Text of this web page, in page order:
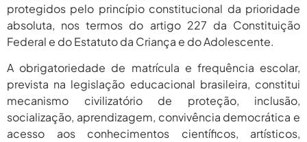
protegidos pelo princípio constitucional da prioridade
absoluta, nos termos do artigo 227 da Constituição
Federal e do Estatuto da Criança e do Adolescente.
A obrigatoriedade de matrícula e frequência escolar,
prevista na legislação educacional brasileira, constitui
mecanismo civilizatório de proteção, inclusão,
socialização, aprendizagem, convivência democrática e
acesso aos conhecimentos científicos, artísticos,